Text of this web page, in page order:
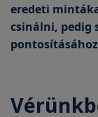
eredeti
csinálni, pedig